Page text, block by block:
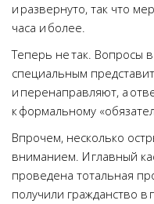
и развернуто, так что
часа и более.
Теперь не так. Вопросы
специальным
и перенаправляют, а
к формальному
Впрочем, несколько
вниманием. И главный
проведена тотальная
получили гражданство в